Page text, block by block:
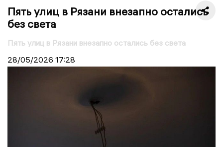
Пять улиц в Рязани внезапно остались
без света
Пять улиц в Рязани внезапно остались без света
28/05/2026 17:28